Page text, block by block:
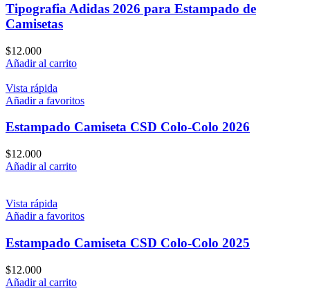
Tipografia Adidas 2026 para Estampado de
Camisetas
$12.000
Añadir al carrito
Vista rápida
Añadir a favoritos
Estampado Camiseta CSD Colo-Colo 2026
$12.000
Añadir al carrito
Vista rápida
Añadir a favoritos
Estampado Camiseta CSD Colo-Colo 2025
$12.000
Añadir al carrito